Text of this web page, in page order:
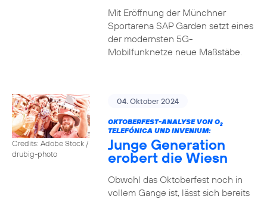
Mit Eröffnung der Münchner
Sportarena SAP Garden setzt eines
der modernsten 5G-
Mobilfunknetze neue Maßstäbe.
Credits: Adobe Stock /
drubig-photo
04. Oktober 2024
OKTOBERFEST-ANALYSE VON O2
TELEFÓNICA UND INVENIUM:
Junge Generation
erobert die Wiesn
Obwohl das Oktoberfest noch in
vollem Gange ist, lässt sich bereits